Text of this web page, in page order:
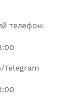
телефон:
Telegram